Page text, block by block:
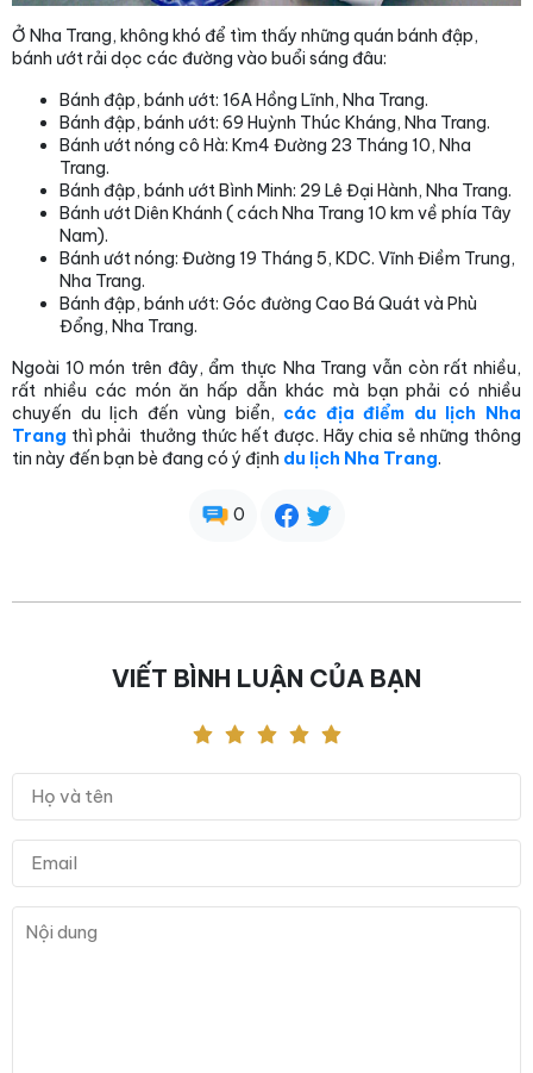
Ở Nha Trang, không khó để tìm thấy những quán bánh đập,
bánh ướt rải dọc các đường vào buổi sáng đâu:
Bánh đập, bánh ướt: 16A Hồng Lĩnh, Nha Trang.
Bánh đập, bánh ướt: 69 Huỳnh Thúc Kháng, Nha Trang.
Bánh ướt nóng cô Hà: Km4 Đường 23 Tháng 10, Nha
Trang.
Bánh đập, bánh ướt Bình Minh: 29 Lê Đại Hành, Nha Trang.
Bánh ướt Diên Khánh ( cách Nha Trang 10 km về phía Tây
Nam).
Bánh ướt nóng: Đường 19 Tháng 5, KDC. Vĩnh Điềm Trung,
Nha Trang.
Bánh đập, bánh ướt: Góc đường Cao Bá Quát và Phù
Đổng, Nha Trang.
Ngoài 10 món trên đây, ẩm thực Nha Trang vẫn còn rất nhiều,
rất nhiều các món ăn hấp dẫn khác mà bạn phải có nhiều
chuyến du lịch đến vùng biển, các địa điểm du lịch Nha
Trang thì phải thưởng thức hết được. Hãy chia sẻ những thông
tin này đến bạn bè đang có ý định du lịch Nha Trang.
0
VIẾT BÌNH LUẬN CỦA BẠN